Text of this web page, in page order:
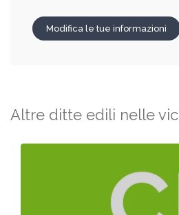
Modifica le tue informazioni
Altre ditte edili nelle